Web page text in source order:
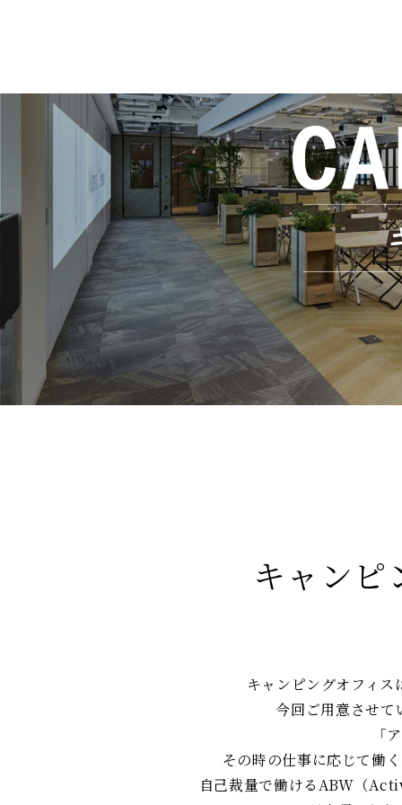
キャンピ
キャンピングオフィ
今回ご用意させて
「
その時の仕事に応じて働
自己裁量で働けるABW（